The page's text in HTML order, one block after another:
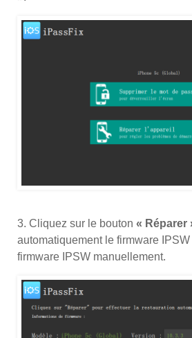
3. Cliquez sur le bouton « Réparer
automatiquement le firmware
firmware IPSW manuellement.